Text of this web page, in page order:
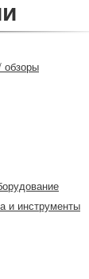
обзоры
и инструменты